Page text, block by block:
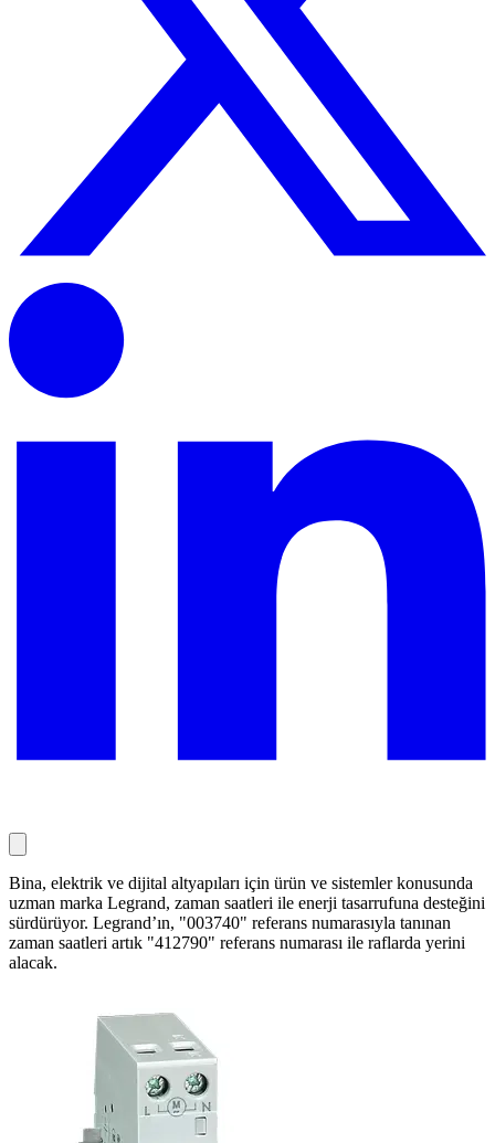
Bina, elektrik ve dijital altyapıları için ürün ve sistemler konusunda
uzman marka Legrand, zaman saatleri ile enerji tasarrufuna desteğini
sürdürüyor. Legrand’ın, "003740" referans numarasıyla tanınan
zaman saatleri artık "412790" referans numarası ile raflarda yerini
alacak.